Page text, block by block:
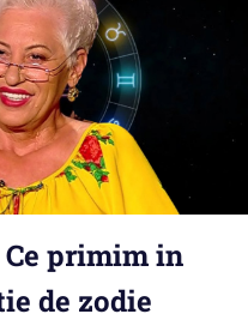
primim in
de zodie